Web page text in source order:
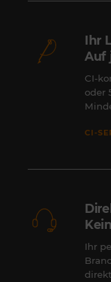
Ihr
Auf
CI-
oder
CI-
Ihr